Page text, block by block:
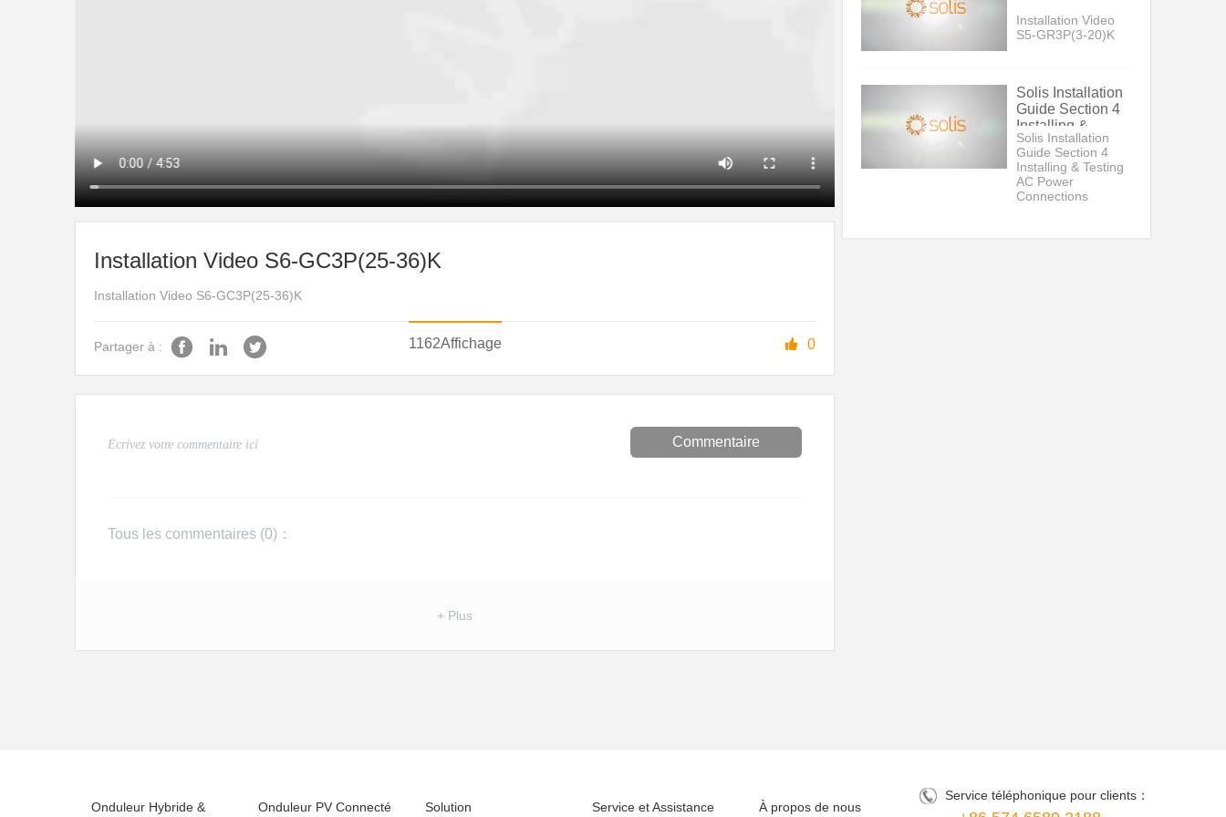
Installation Video S6-GC3P(25-36)K
Installation Video S6-GC3P(25-36)K
Partager à :  0
1162Affichage
Commentaire
Tous les commentaires (0)：
+ Plus
Installation Video
S5-GR3P(3-20)K
Solis Installation
Guide Section 4
Installing &
Testing AC
Power
Connections
Solis Installation
Guide Section 4
Installing & Testing
AC Power
Connections
Onduleur Hybride &
Onduleur PV Connecté Solution Service et Assistance À propos de nous
Service téléphonique pour clients：